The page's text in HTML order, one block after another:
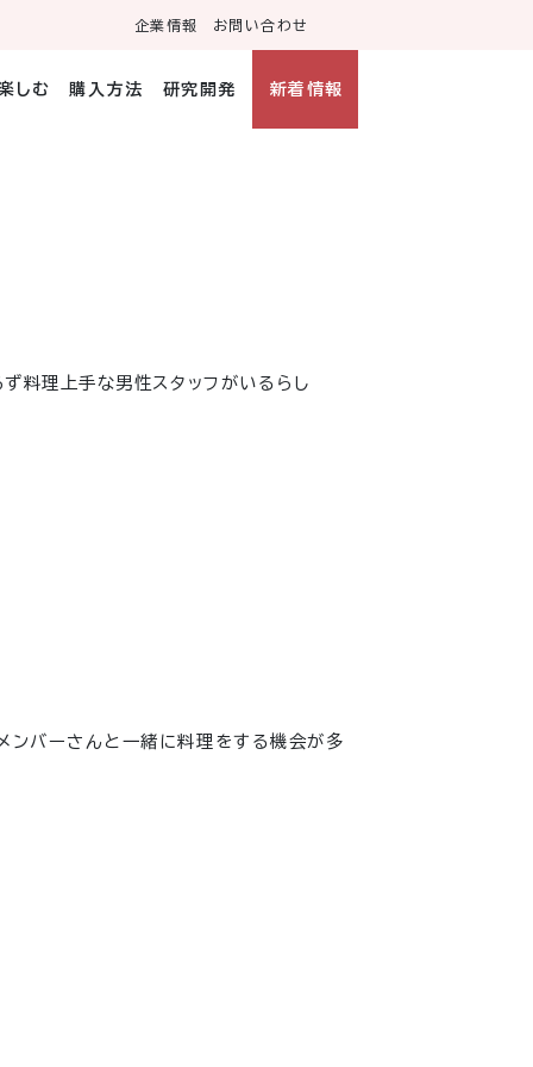
企業情報 お問い合わせ
しむ 購入方法 研究開発 新着情報
料理上手な男性スタッフがいるらし
ンバーさんと一緒に料理をする機会が多